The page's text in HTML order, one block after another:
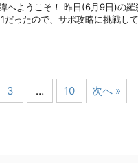
へようこそ！ 昨日(6月9日)の
だったので、サポ攻略に挑戦し
3 … 10 次へ »